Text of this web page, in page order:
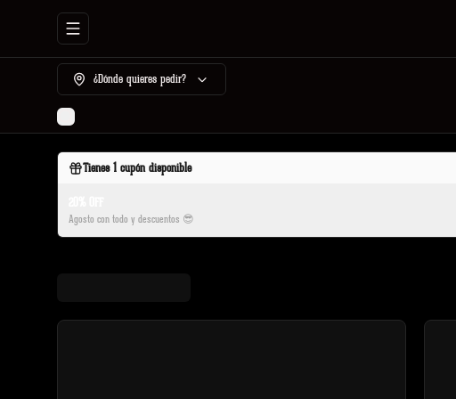
Abrir menu de navegación
¿Dónde quieres pedir?
Tienes1 cupón disponible
Agosto con todo y descuentos 😎